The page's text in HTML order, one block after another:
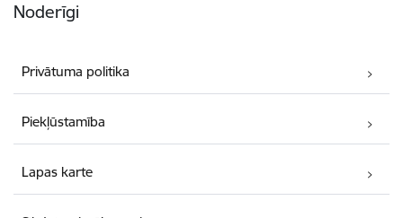
Noderīgi
Privātuma politika
Piekļūstamība
Lapas karte